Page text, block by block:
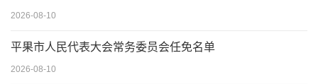
2026-08-10
平果市人民代表大会常务委员会任免名单
2026-08-10